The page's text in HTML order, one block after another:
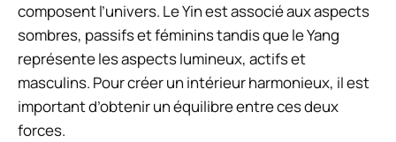
composent l’univers. Le Yin est associé aux aspects
sombres, passifs et féminins tandis que le Yang
représente les aspects lumineux, actifs et
masculins. Pour créer un intérieur harmonieux, il est
important d’obtenir un équilibre entre ces deux
forces.